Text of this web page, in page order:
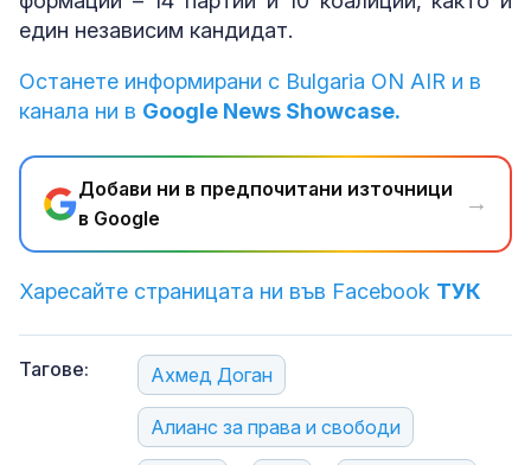
един независим кандидат.
Останете информирани с Bulgaria ON AIR и в
канала ни в Google News Showcase.
Добави ни в предпочитани източници
в Google
→
Харесайте страницата ни във Facebook ТУК
Тагове: Ахмед Доган
Алианс за права и свободи